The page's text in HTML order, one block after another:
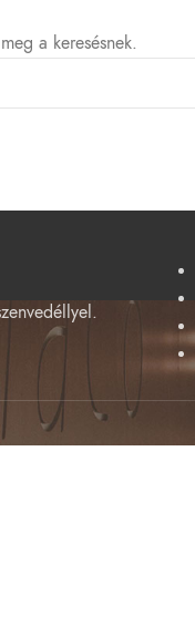
a keresésnek.